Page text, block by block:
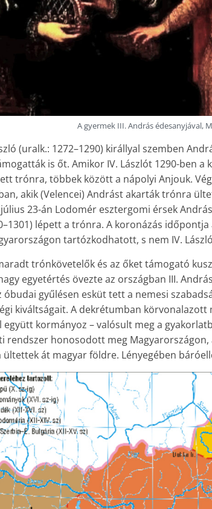
A gyermek III. András édesanyjával,
(uralk.: 1272–1290) királlyal szemben
is őt. Amikor IV. Lászlót 1290-ben
trónra, többek között a nápolyi Anjouk.
akik (Velencei) Andrást akarták trónra
23-án Lodomér esztergomi érsek
lépett a trónra. A koronázás
tartózkodhatott, s nem IV.
trónkövetelők és az őket támogató
egyetértés övezte az országban III.
óbudai gyűlésen esküt tett a nemesi
kiváltságait. A dekrétumban körvonalazott
együtt kormányoz – valósult meg a
rendszer honosodott meg Magyarországon,
át magyar földre. Lényegében